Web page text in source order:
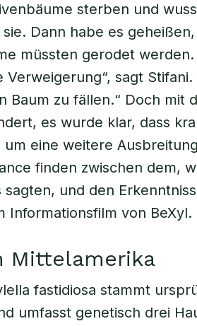
sterben und
sie. Dann habe es
müssten gerodet
sagt
Baum zu fällen.“ Doch mit
es wurde klar, dass
eine weitere
finden zwischen dem,
und den
Informationsfilm von BeXyl.
Mittelamerika
fastidiosa stammt
umfasst genetisch drei